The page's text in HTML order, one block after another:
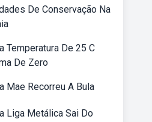
De Conservação Na
Temperatura De 25 C
De Zero
Mae Recorreu A Bula
Liga Metálica Sai Do